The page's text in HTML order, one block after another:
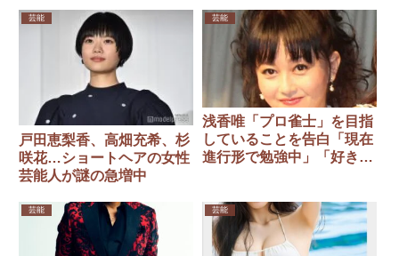
芸能
戸田恵梨香、高畑充希、杉
咲花…ショートヘアの女性
芸能人が謎の急増中
芸能
浅香唯「プロ雀士」を目指
していることを告白「現在
進行形で勉強中」「好きな
芸能 芸能